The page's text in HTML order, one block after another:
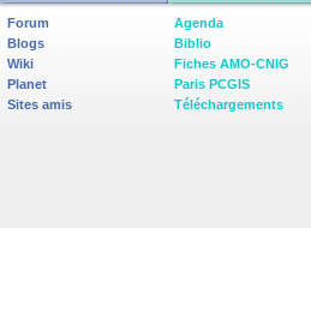
Forum
Blogs
Wiki
Planet
Sites amis
Agenda
Biblio
Fiches AMO-CNIG
Paris PCGIS
Téléchargements